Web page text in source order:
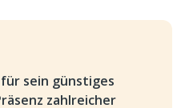
sein günstiges
zahlreicher